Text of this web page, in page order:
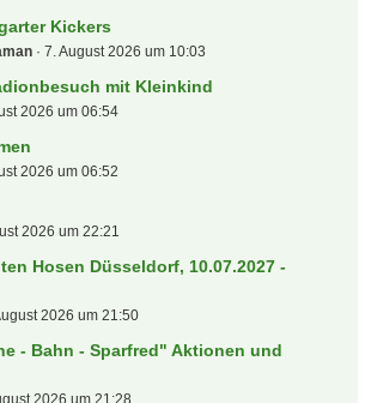
Kickers
7. August 2026 um 10:03
mit Kleinkind
2026 um 06:54
2026 um 06:52
2026 um 22:21
Hosen Düsseldorf, 10.07.2027 -
2026 um 21:50
- Bahn - Sparfred" Aktionen und
2026 um 21:28